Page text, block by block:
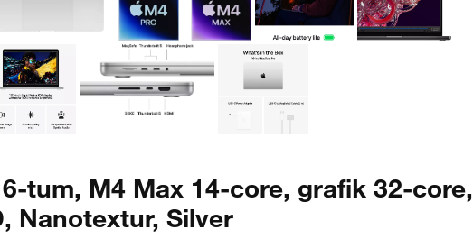
tum, M4 Max 14-core, grafik 32-core,
Nanotextur, Silver